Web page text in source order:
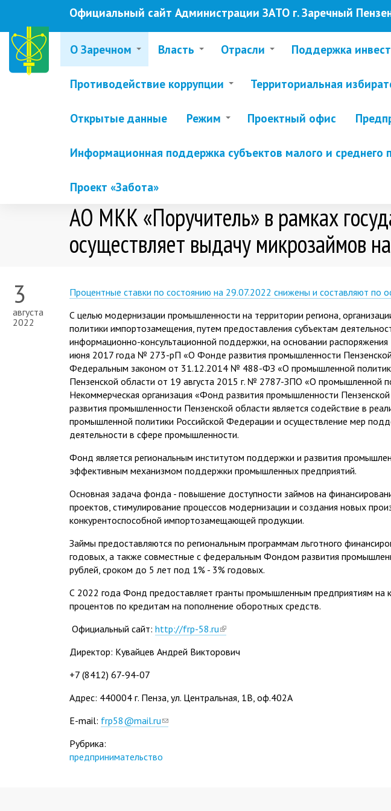
основному
содержанию
Официальный сайт Администрации ЗАТО г. Заречный
О Заречном Власть Отрасли Поддержка
Противодействие коррупции Территориальная
Открытые данные Режим Проектный офис
Информационная поддержка субъектов малого и среднего
Проект «Забота»
АО МКК «Поручитель» в рамках
осуществляет выдачу микрозаймов
3
августа
2022
Процентные ставки по состоянию на 29.07.2022 снижены и составляют по
С целью модернизации промышленности на территории региона,
политики импортозамещения, путем предоставления субъектам
информационно-консультационной поддержки, на основании
июня 2017 года № 273-рП «О Фонде развития промышленности Пензенской
Федеральным законом от 31.12.2014 № 488-ФЗ «О промышленной
Пензенской области от 19 августа 2015 г. № 2787-ЗПО «О промышленной
Некоммерческая организация «Фонд развития промышленности
развития промышленности Пензенской области является содействие в
промышленной политики Российской Федерации и осуществление мер
деятельности в сфере промышленности.
Фонд является региональным институтом поддержки и развития
эффективным механизмом поддержки промышленных предприятий.
Основная задача фонда - повышение доступности займов на
проектов, стимулирование процессов модернизации и создания новых
конкурентоспособной импортозамещающей продукции.
Займы предоставляются по региональным программам льготного
годовых, а также совместные с федеральным Фондом развития
рублей, сроком до 5 лет под 1% - 3% годовых.
С 2022 года Фонд предоставляет гранты промышленным предприятиям на
процентов по кредитам на пополнение оборотных средств.
Официальный сайт: http://frp-58.ru(link
external)
Директор: Кувайцев Андрей Викторович
+7 (8412) 67-94-07
Адрес: 440004 г. Пенза, ул. Центральная, 1В, оф.402А
E-mail: frp58@mail.ru(link
mail)
Рубрика:
предпринимательство